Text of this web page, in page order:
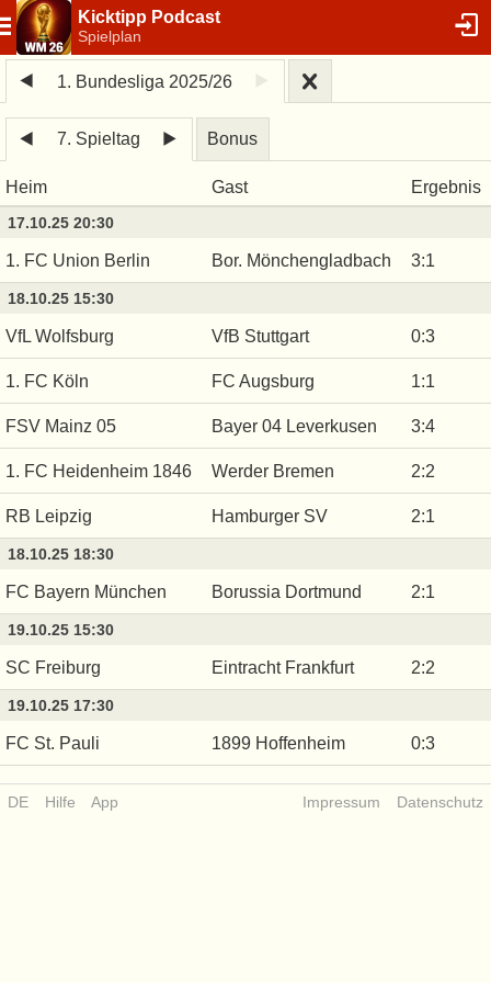
Kicktipp Podcast
Spielplan
1. Bundesliga 2025/26
7. Spieltag Bonus
Heim Gast Ergebnis
17.10.25 20:30
1. FC Union Berlin Bor. Mönchengladbach 3:1
18.10.25 15:30
VfL Wolfsburg VfB Stuttgart 0:3
1. FC Köln FC Augsburg 1:1
FSV Mainz 05 Bayer 04 Leverkusen 3:4
1. FC Heidenheim 1846 Werder Bremen 2:2
RB Leipzig Hamburger SV 2:1
18.10.25 18:30
FC Bayern München Borussia Dortmund 2:1
19.10.25 15:30
SC Freiburg Eintracht Frankfurt 2:2
19.10.25 17:30
FC St. Pauli 1899 Hoffenheim 0:3
DE Hilfe App Impressum Datenschutz